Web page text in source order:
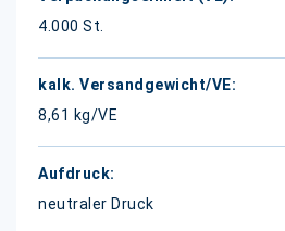
4.000 St.
8,61 kg/VE
neutraler Druck